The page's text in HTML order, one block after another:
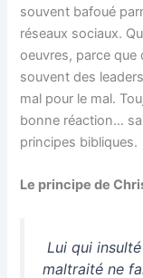
souvent bafoué
réseaux sociaux.
oeuvres, parce
souvent des
mal pour le mal.
bonne réaction…
principes bibliques.
Le principe de
Lui qui
maltraité ne